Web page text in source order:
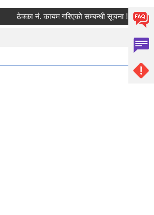
ठेक्का नंं. कायम गरिएको सम्बन्धी सूचना ! जिल्ला